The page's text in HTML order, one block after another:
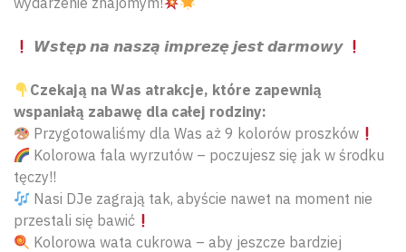
𝙒𝙨𝙩𝙚̨𝙥 𝙣𝙖 𝙣𝙖𝙨𝙯𝙖̨ 𝙞𝙢𝙥𝙧𝙚𝙯𝙚̨ 𝙟𝙚𝙨𝙩 𝙙𝙖𝙧𝙢𝙤𝙬𝙮
Czekają na Was atrakcje, które zapewnią
wspaniałą zabawę dla całej rodziny:
Przygotowaliśmy dla Was aż 9 kolorów proszków
Kolorowa fala wyrzutów – poczujesz się jak w środku
tęczy!!
Nasi DJe zagrają tak, abyście nawet na moment nie
przestali się bawić
Kolorowa wata cukrowa – aby jeszcze bardziej